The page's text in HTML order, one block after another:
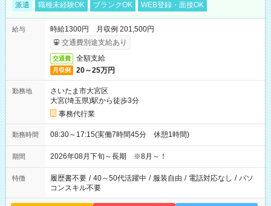
派遣 職種未経験OK ブランクOK WEB登録・面接OK
給与
時給1300円 月収例 201,500円
交通費別途支給あり
交通費 全額支給
月収例 20～25万円
勤務地
さいたま市大宮区
大宮(埼玉県)駅から徒歩3分
事務代行業
勤務時間 08:30～17:15(実働7時間45分 休憩1時間)
期間 2026年08月下旬～長期 ※8月～！
特徴 履歴書不要 / 40～50代活躍中 / 服装自由 / 電話対応なし / パソ
コンスキル不要